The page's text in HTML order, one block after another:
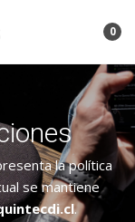
0
la política
se mantiene
.